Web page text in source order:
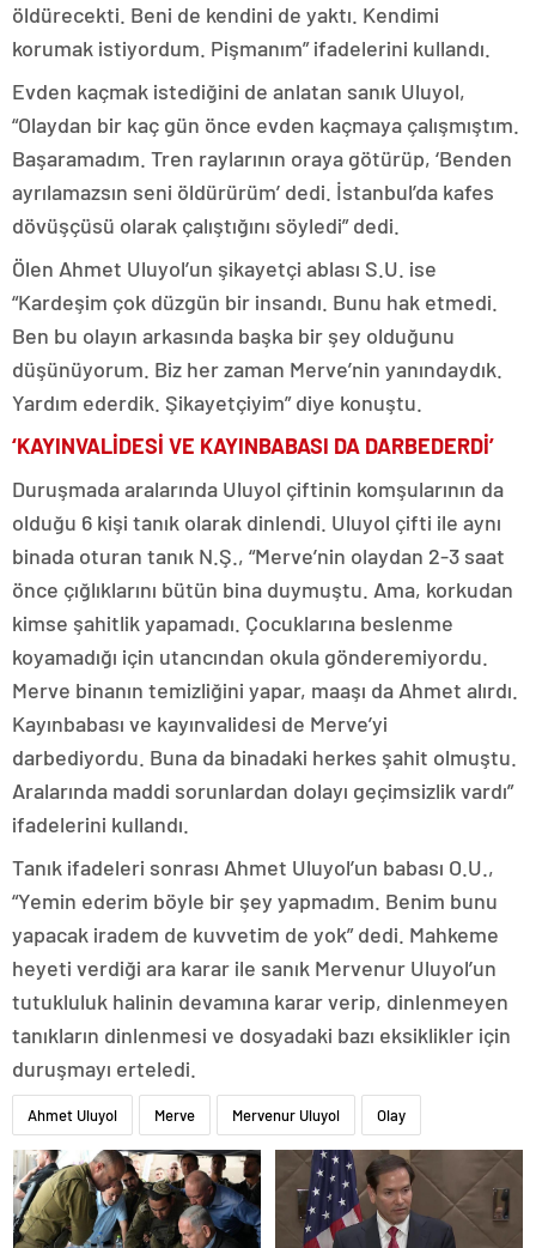
öldürecekti. Beni de kendini de yaktı. Kendimi
korumak istiyordum. Pişmanım” ifadelerini kullandı.
Evden kaçmak istediğini de anlatan sanık Uluyol,
“Olaydan bir kaç gün önce evden kaçmaya çalışmıştım.
Başaramadım. Tren raylarının oraya götürüp, ‘Benden
ayrılamazsın seni öldürürüm’ dedi. İstanbul’da kafes
dövüşçüsü olarak çalıştığını söyledi” dedi.
Ölen Ahmet Uluyol’un şikayetçi ablası S.U. ise
“Kardeşim çok düzgün bir insandı. Bunu hak etmedi.
Ben bu olayın arkasında başka bir şey olduğunu
düşünüyorum. Biz her zaman Merve’nin yanındaydık.
Yardım ederdik. Şikayetçiyim” diye konuştu.
‘KAYINVALİDESİ VE KAYINBABASI DA DARBEDERDİ’
Duruşmada aralarında Uluyol çiftinin komşularının da
olduğu 6 kişi tanık olarak dinlendi. Uluyol çifti ile aynı
binada oturan tanık N.Ş., “Merve’nin olaydan 2-3 saat
önce çığlıklarını bütün bina duymuştu. Ama, korkudan
kimse şahitlik yapamadı. Çocuklarına beslenme
koyamadığı için utancından okula gönderemiyordu.
Merve binanın temizliğini yapar, maaşı da Ahmet alırdı.
Kayınbabası ve kayınvalidesi de Merve’yi
darbediyordu. Buna da binadaki herkes şahit olmuştu.
Aralarında maddi sorunlardan dolayı geçimsizlik vardı”
ifadelerini kullandı.
Tanık ifadeleri sonrası Ahmet Uluyol’un babası O.U.,
“Yemin ederim böyle bir şey yapmadım. Benim bunu
yapacak iradem de kuvvetim de yok” dedi. Mahkeme
heyeti verdiği ara karar ile sanık Mervenur Uluyol’un
tutukluluk halinin devamına karar verip, dinlenmeyen
tanıkların dinlenmesi ve dosyadaki bazı eksiklikler için
duruşmayı erteledi.
Ahmet Uluyol Merve Mervenur Uluyol Olay